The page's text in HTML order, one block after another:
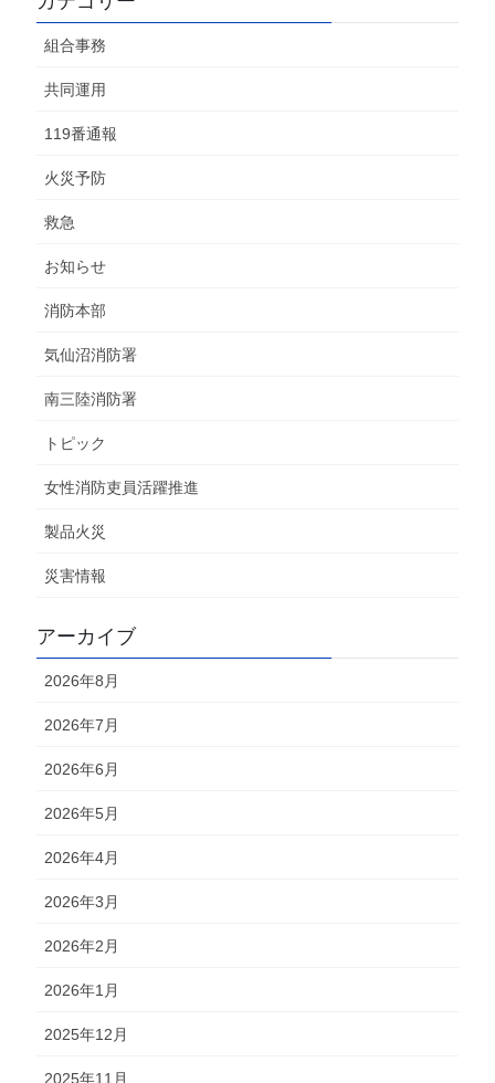
組合事務
共同運用
119番通報
火災予防
救急
お知らせ
消防本部
気仙沼消防署
南三陸消防署
トピック
女性消防吏員活躍推進
製品火災
災害情報
アーカイブ
2026年8月
2026年7月
2026年6月
2026年5月
2026年4月
2026年3月
2026年2月
2026年1月
2025年12月
2025年11月